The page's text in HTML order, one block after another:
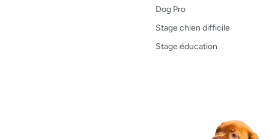
Dog Pro
Stage chien difficile
Stage éducation